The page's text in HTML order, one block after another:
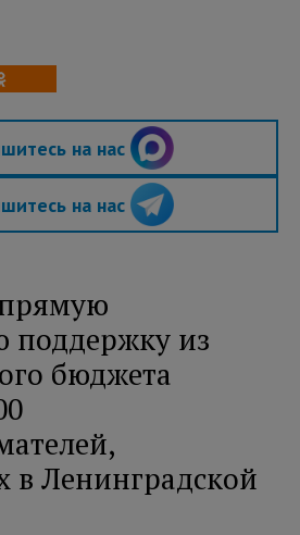
на нас
на нас
поддержку из
бюджета
в Ленинградской